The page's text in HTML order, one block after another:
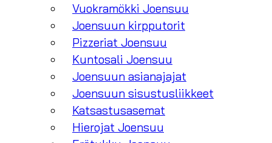
Vuokramökki Joensuu
Joensuun kirpputorit
Pizzeriat Joensuu
Kuntosali Joensuu
Joensuun asianajajat
Joensuun sisustusliikkeet
Katsastusasemat
Hierojat Joensuu